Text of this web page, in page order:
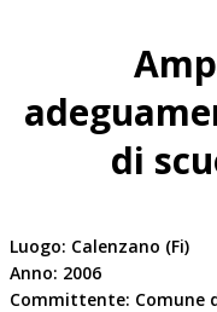
di
Luogo: Calenzano (Fi)
Anno: 2006
Committente: Comune